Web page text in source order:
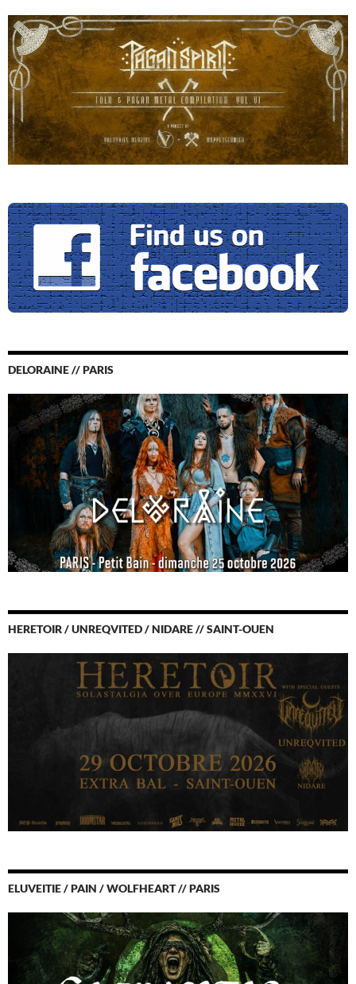
DELORAINE // PARIS
HERETOIR / UNREQVITED / NIDARE // SAINT-OUEN
ELUVEITIE / PAIN / WOLFHEART // PARIS